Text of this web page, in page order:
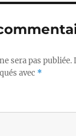
sera pas publiée.
avec *